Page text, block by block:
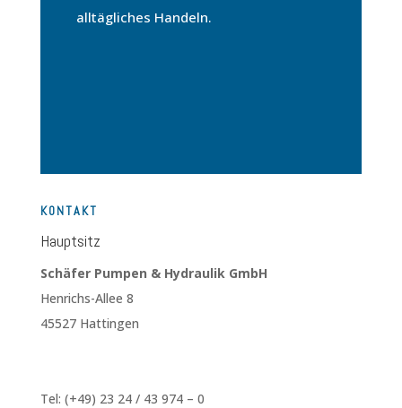
alltägliches Handeln.
K0NTAKT
Hauptsitz
Schäfer Pumpen & Hydraulik GmbH
Henrichs-Allee 8
45527 Hattingen
Tel: (+49) 23 24 / 43 974 – 0